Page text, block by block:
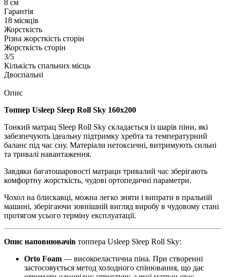
8 см
Гарантія
18 місяців
Жорсткість
Різна жорсткість сторін
Жорсткість сторін
3/5
Кількість спальних місць
Двоспальні
Опис
Топпер Usleep Sleep Roll Sky 160х200
Тонкий матрац Sleep Roll Sky складається із шарів піни, які
забезпечують ідеальну підтримку хребта та температурний
баланс під час сну. Матеріали нетоксичні, витримують сильні
та тривалі навантаження.
Завдяки багатошаровості матраци тривалий час зберігають
комфортну жорсткість, чудові ортопедичні параметри.
Чохол на блискавці, можна легко зняти і випрати в пральній
машині, зберігаючи зовнішній вигляд виробу в чудовому стані
протягом усього терміну експлуатації.
Опис наповнювачів топпера Usleep Sleep Roll Sky:
Orto Foam — високоеластична піна. При створенні
застосовується метод холодного спінювання, що дає